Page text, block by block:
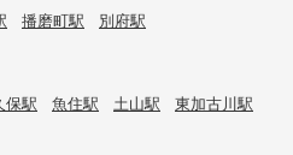
播磨町駅 別府駅
保駅 魚住駅 土山駅 東加古川駅